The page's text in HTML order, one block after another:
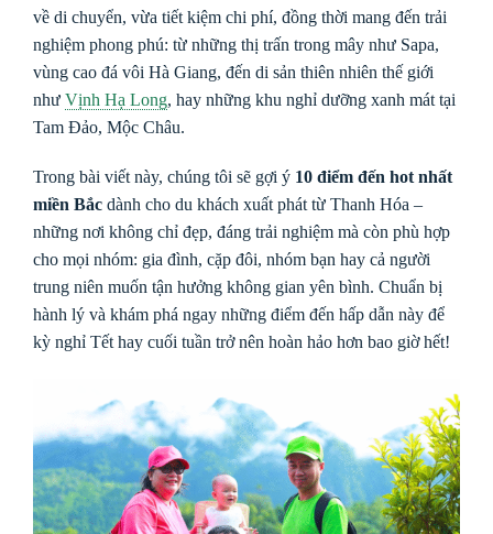
về di chuyển, vừa tiết kiệm chi phí, đồng thời mang đến trải
nghiệm phong phú: từ những thị trấn trong mây như Sapa,
vùng cao đá vôi Hà Giang, đến di sản thiên nhiên thế giới
như Vịnh Hạ Long, hay những khu nghỉ dưỡng xanh mát tại
Tam Đảo, Mộc Châu.
Trong bài viết này, chúng tôi sẽ gợi ý 10 điểm đến hot nhất
miền Bắc dành cho du khách xuất phát từ Thanh Hóa –
những nơi không chỉ đẹp, đáng trải nghiệm mà còn phù hợp
cho mọi nhóm: gia đình, cặp đôi, nhóm bạn hay cả người
trung niên muốn tận hưởng không gian yên bình. Chuẩn bị
hành lý và khám phá ngay những điểm đến hấp dẫn này để
kỳ nghỉ Tết hay cuối tuần trở nên hoàn hảo hơn bao giờ hết!